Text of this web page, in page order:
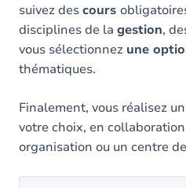
suivez descours
disciplines de la gestion,
vous sélectionnez une
thématiques.
Finalement, vous réalisez un
votre choix, en
organisation ou un centre